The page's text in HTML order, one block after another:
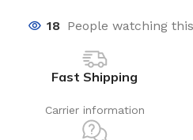
18 People watching
Fast Shipping
Carrier information